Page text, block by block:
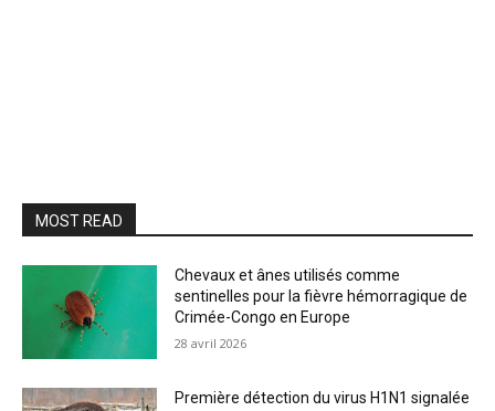
MOST READ
Chevaux et ânes utilisés comme
sentinelles pour la fièvre hémorragique de
Crimée-Congo en Europe
28 avril 2026
Première détection du virus H1N1 signalée